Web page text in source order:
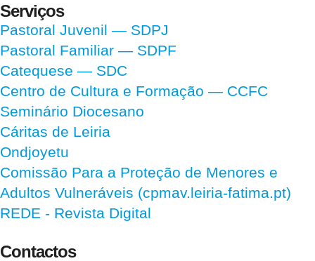
Serviços
Pastoral Juvenil — SDPJ
Pastoral Familiar — SDPF
Catequese — SDC
Centro de Cultura e Formação — CCFC
Seminário Diocesano
Cáritas de Leiria
Ondjoyetu
Comissão Para a Proteção de Menores e
Adultos Vulneráveis (cpmav.leiria-fatima.pt)
REDE - Revista Digital
Contactos